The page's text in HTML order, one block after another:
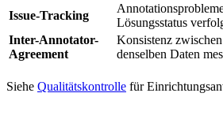
Issue-Tracking
Lösungsstatus
Inter-Annotator-
Agreement
Konsistenz
denselben Daten
Siehe Qualitätskontrolle für